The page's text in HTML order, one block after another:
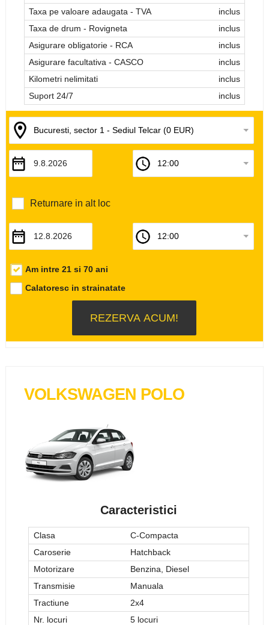
Taxa pe valoare adaugata - TVA
inclus
Taxa de drum - Rovigneta
inclus
Asigurare obligatorie - RCA
inclus
Asigurare facultativa - CASCO
inclus
Kilometri nelimitati
inclus
Suport 24/7
inclus
Returnare in alt loc
Am intre 21 si 70 ani
Calatoresc in strainatate
VOLKSWAGEN POLO
Caracteristici
Clasa
C-Compacta
Caroserie
Hatchback
Motorizare
Benzina, Diesel
Transmisie
Manuala
Tractiune
2x4
Nr. locuri
5 locuri